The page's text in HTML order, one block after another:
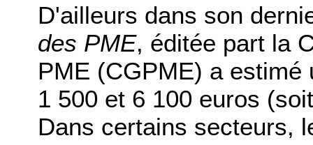
D'ailleurs dans son
des PME, éditée part la
PME (CGPME) a
1 500 et 6 100 euros
Dans certains secteurs,